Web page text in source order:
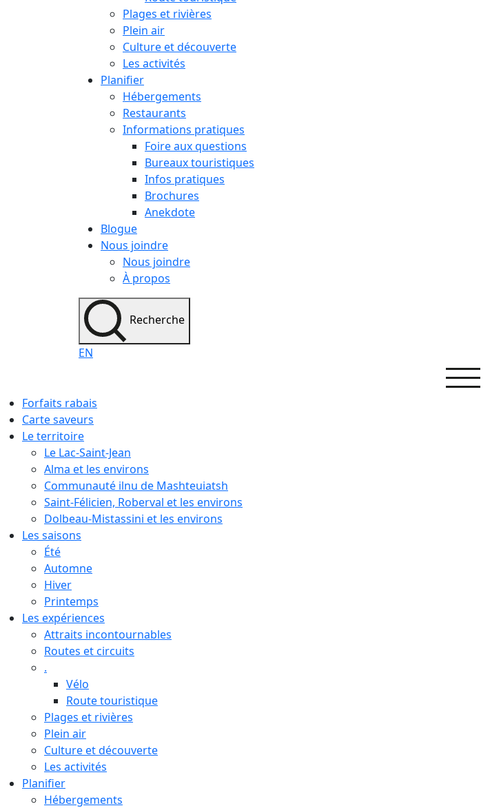
Plages et rivières
Plein air
Culture et découverte
Les activités
Planifier
Hébergements
Restaurants
Informations pratiques
Foire aux questions
Bureaux touristiques
Infos pratiques
Brochures
Anekdote
Blogue
Nous joindre
Nous joindre
À propos
Recherche
EN
Forfaits rabais
Carte saveurs
Le territoire
Le Lac-Saint-Jean
Alma et les environs
Communauté ilnu de Mashteuiatsh
Saint-Félicien, Roberval et les environs
Dolbeau-Mistassini et les environs
Les saisons
Été
Automne
Hiver
Printemps
Les expériences
Attraits incontournables
Routes et circuits
.
Vélo
Route touristique
Plages et rivières
Plein air
Culture et découverte
Les activités
Planifier
Hébergements